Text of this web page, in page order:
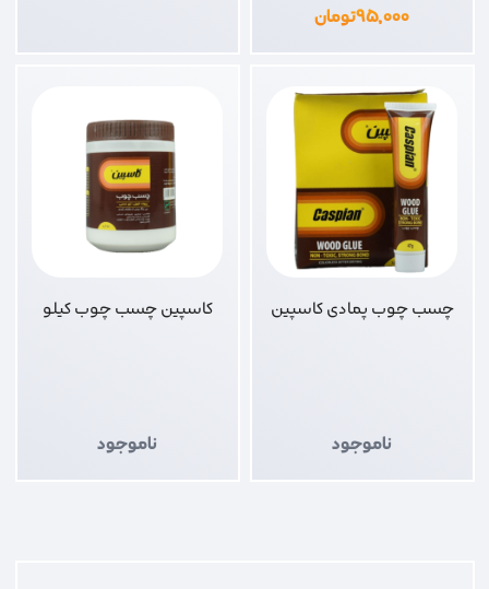
۹۵,۰۰۰تومان
چسب چوب پمادی کاسپین
ناموجود
کاسپین چسب چوب کیلو
ناموجود